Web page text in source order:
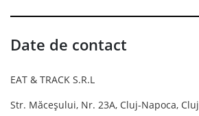
Date de contact
EAT & TRACK S.R.L
Str. Măceșului, Nr. 23A, Cluj-Napoca, Cluj